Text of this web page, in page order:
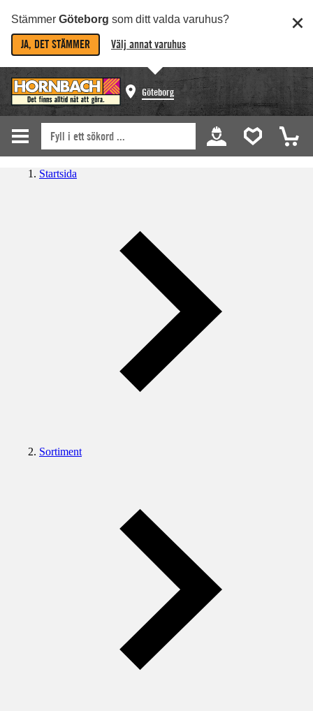
Stämmer Göteborg som ditt valda varuhus?
JA, DET STÄMMER Välj annat varuhus
Göteborg
Startsida
Sortiment